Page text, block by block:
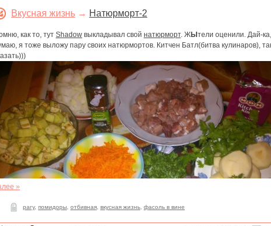
Вкусная жизнь → Натюрморт-2
как то, тут Shadow выкладывал свой натюрморт. ЖЫ тели оценили. Дай-ка,
я тоже выложу пару своих натюрмортов. Китчен Батл(битва кулинаров),
»
рагу, помидоры отбивная вкусная жизнь фасоль в вине